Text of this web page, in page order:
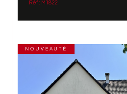
Réf : M1822
NOUVEAUTÉ